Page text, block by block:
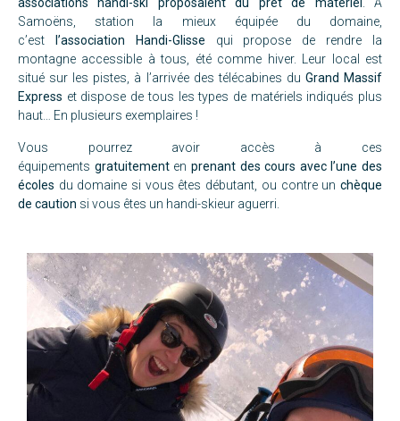
Samoëns, station la mieux équipée du domaine,
c’est
l’association Handi-Glisse qui propose de rendre la
montagne accessible à tous, été comme hiver. Leur local est
situé sur les pistes, à l’arrivée des télécabines du Grand Massif
Express et dispose de tous les types de matériels indiqués plus
haut… En plusieurs exemplaires !
Vous pourrez avoir accès à ces
équipements gratuitementen prenant des cours avec l’une des
écoles du domaine si vous êtes débutant, ou contre un chèque
de caution si vous êtes un handi-skieur aguerri.